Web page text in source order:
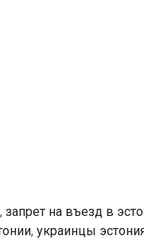
из
, запрет на въезд в
, украинцы